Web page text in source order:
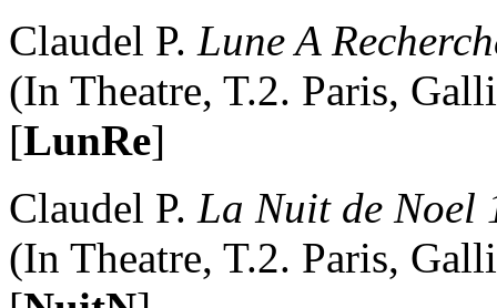
Claudel P. Lune A
(In Theatre, T.2. Paris,
[LunRe]
Claudel P. La Nuit de Noel
(In Theatre, T.2. Paris,